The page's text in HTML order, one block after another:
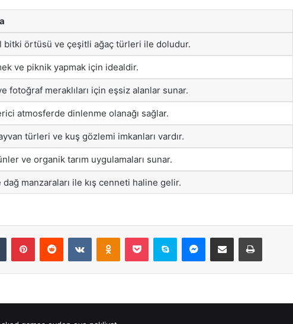
bitki örtüsü ve çeşitli ağaç türleri ile doludur.
ve piknik yapmak için idealdir.
fotoğraf meraklıları için eşsiz alanlar sunar.
atmosferde dinlenme olanağı sağlar.
türleri ve kuş gözlemi imkanları vardır.
ve organik tarım uygulamaları sunar.
dağ manzaraları ile kış cenneti haline gelir.
Tumblr PinterestReddit VKontakteOdnoklassniki
Pocket Skype Messenger
E-Posta ile paylaş Yazdır